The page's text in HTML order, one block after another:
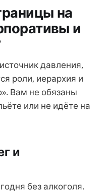
на
и
давления,
роли, иерархия и
Вам не обязаны
или не идёте на
и
без алкоголя.